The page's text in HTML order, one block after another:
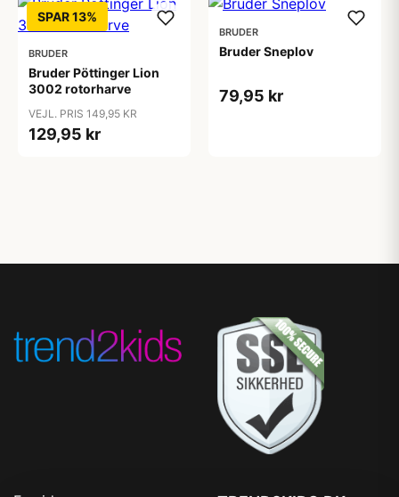
SPAR 13%
BRUDER
Bruder Pöttinger Lion
3002 rotorharve
VEJL. PRIS 149,95 KR
129,95 kr
BRUDER
Bruder Sneplov
79,95 kr